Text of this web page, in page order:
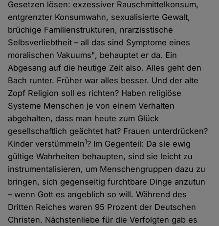
Gesetzen lösen: exzessiver Rauschmittelkonsum,
entgrenzter Konsumwahn, sexualisierte Gewalt,
brüchige Familienstrukturen, nrarzisstische
Selbsverliebtheit – all das sind Symptome eines
moralischen Vakuums", behauptet er da. Ein
Abgesang auf die heutige Zeit also. Alles geht den
Bach runter. Früher war alles besser. Und der alte
Zopf Religion soll es richten? Haben religiöse
Systeme Menschen je von einem Verhalten
abgehalten, dass man heute zum Glück
gesellschaftlich geächtet hat? Frauen unterdrücken?
Kinder verstümmeln1? Im Gegenteil: Da sie ewig
gültige Wahrheiten behaupten, sind sie leicht zu
instrumentalisieren, um Menschengruppen dazu zu
bringen, sich gegenseitig furchtbare Dinge anzutun
– wenn Gott es angeblich so will. Während des
Dritten Reiches waren 95 Prozent der Deutschen
Christen. Nächstenliebe für die Verfolgten gab es